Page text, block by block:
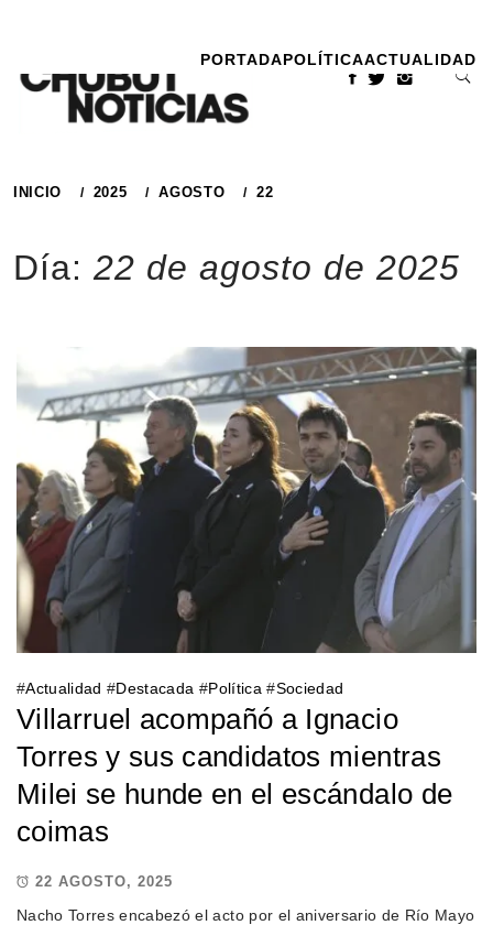
contenido
PORTADAPOLÍTICAACTUALIDAD
INICIO 2025 AGOSTO 22
Día: 22 de agosto de 2025
#Actualidad #Destacada #Política #Sociedad
Villarruel acompañó a Ignacio
Torres y sus candidatos mientras
Milei se hunde en el escándalo de
coimas
22 AGOSTO, 2025
Nacho Torres encabezó el acto por el aniversario de Río Mayo